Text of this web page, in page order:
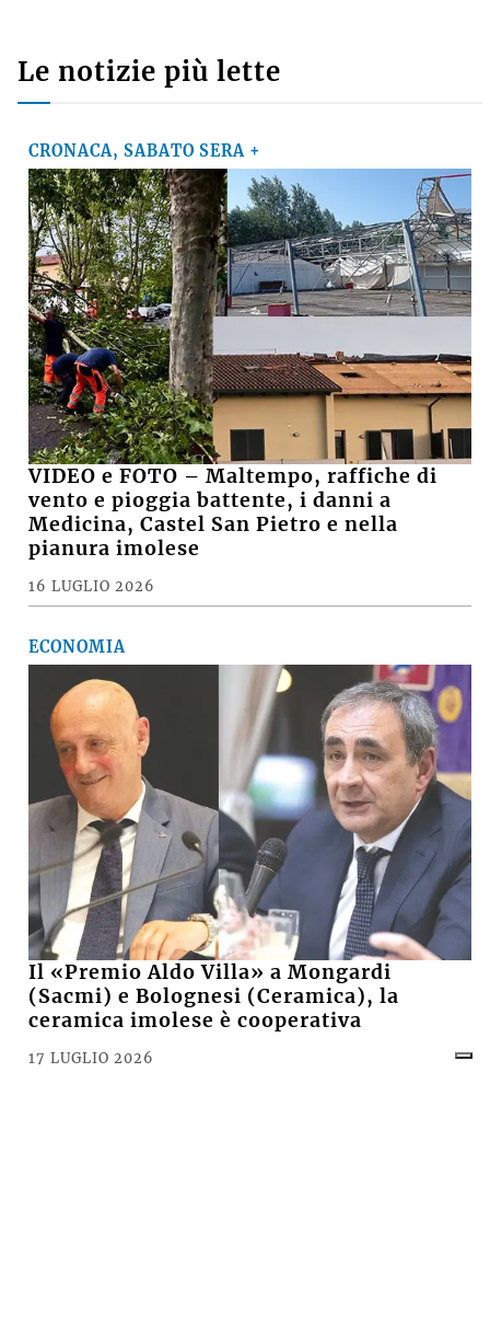
Le notizie più lette
CRONACA, SABATO SERA +
VIDEO e FOTO – Maltempo, raffiche di
vento e pioggia battente, i danni a
Medicina, Castel San Pietro e nella
pianura imolese
16 LUGLIO 2026
ECONOMIA
Il «Premio Aldo Villa» a Mongardi
(Sacmi) e Bolognesi (Ceramica), la
ceramica imolese è cooperativa
17 LUGLIO 2026